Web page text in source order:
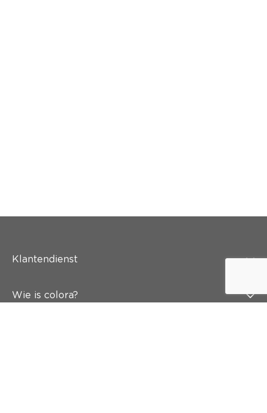
Klantendienst
Wie is colora?